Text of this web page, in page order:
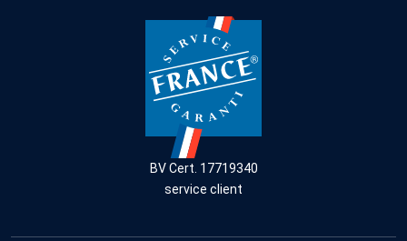
BV Cert. 17719340
service client